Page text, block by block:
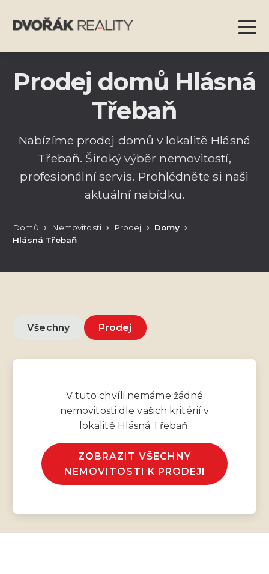
Prodej domů Hlásná
Třebaň
Nabízíme prodej domů v lokalitě Hlásná
Třebaň. Široký výběr nemovitostí,
profesionální servis. Prohlédněte si naši
aktuální nabídku.
Domů Nemovitosti Prodej
Domy
Hlásná Třebaň
Všechny Prodej
V tuto chvíli nemáme žádné
nemovitosti dle vašich kritérií v
lokalitě Hlásná Třebaň.
ZOBRAZIT VŠECHNY
NEMOVITOSTI K PRODEJI